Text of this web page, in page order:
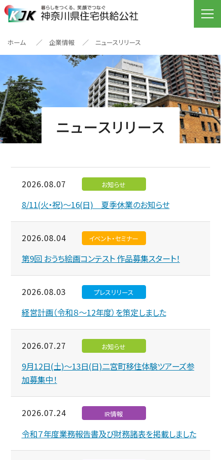
ホーム 企業情報 ニュースリリース
ニュースリリース
2026.08.07 お知らせ
8/11(火・祝)～16(日) 夏季休業のお知らせ
2026.08.04 イベント・セミナー
第9回 おうち絵画コンテスト 作品募集スタート！
2026.08.03 プレスリリース
経営計画（令和８～12年度）を策定しました
2026.07.27 お知らせ
9月12日(土)～13日(日)二宮町移住体験ツアーズ参
加募集中！
2026.07.24 IR情報
令和７年度業務報告書及び財務諸表を掲載しました